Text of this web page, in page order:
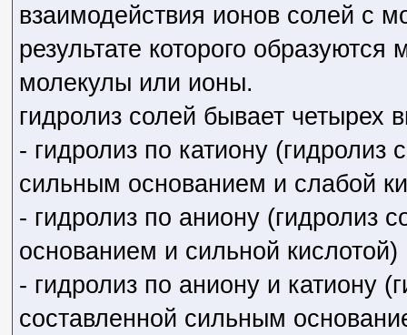
взаимодействия ионов солей с
результате которого
молекулы или ионы.
гидролиз солей бывает четырех
- гидролиз по катиону (гидролиз
сильным основанием и слабой
- гидролиз по аниону (гидролиз
основанием и сильной кислотой)
- гидролиз по аниону и катиону
составленной сильным